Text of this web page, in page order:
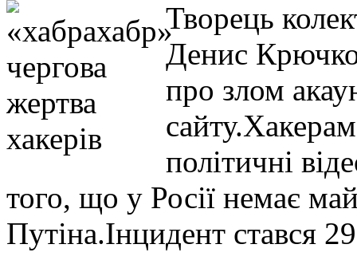
Творець
Денис
про злом
політичні
того, що у Росії немає
Путіна.Інцидент стався